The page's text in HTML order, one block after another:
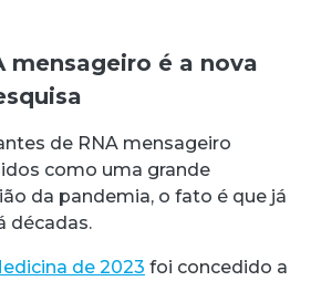
mensageiro é a nova
de RNA mensageiro
como uma grande
da pandemia, o fato é que já
décadas.
de 2023 foi concedido a